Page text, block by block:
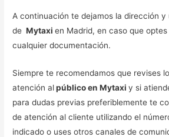
A continuación te dejamos la dirección y
de Mytaxien Madrid, en caso que
cualquier documentación.
Siempre te recomendamos que revises
atención alpúblico en Mytaxiy si
para dudas previas preferiblemente te
de atención al cliente utilizando el
indicado o uses otros canales de